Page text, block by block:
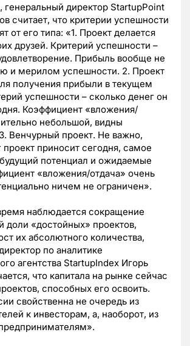
генеральный директор StartupPoint
считает, что критерии успешности
от его типа: «1. Проект делается
друзей. Критерий успешности –
Прибыль вообще не
и мерилом успешности. 2. Проект
получения прибыли в текущем
успешности – сколько денег он
Коэффициент «вложения/
небольшой, видны
Венчурный проект. Не важно,
проект приносит сегодня, самое
будущий потенциал и ожидаемые
«вложения/отдача» очень
ничем не ограничен».
наблюдается сокращение
доли «достойных» проектов,
их абсолютного количества,
по аналитике
агентства StartupIndex Игорь
что капитала на рынке сейчас
способных его освоить.
свойственна не очередь из
к инвесторам, а, наоборот, из